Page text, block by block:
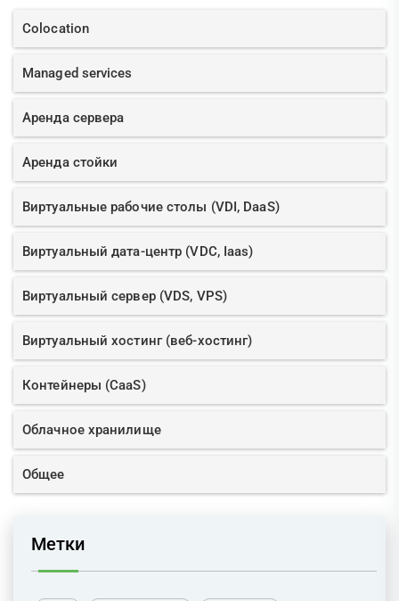
Colocation
Managed services
Аренда сервера
Аренда стойки
Виртуальные рабочие столы (VDI, DaaS)
Виртуальный дата-центр (VDC, Iaas)
Виртуальный сервер (VDS, VPS)
Виртуальный хостинг (веб-хостинг)
Контейнеры (CaaS)
Облачное хранилище
Общее
Метки